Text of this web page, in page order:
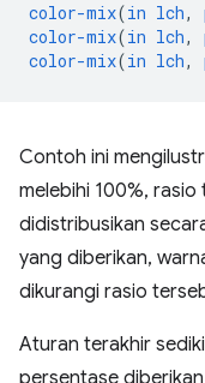
color-mix(in lch,
color-mix(in lch,
color-mix(in lch,
Contoh ini
melebihi 100%,
didistribusikan
yang diberikan,
dikurangi rasio
Aturan terakhir